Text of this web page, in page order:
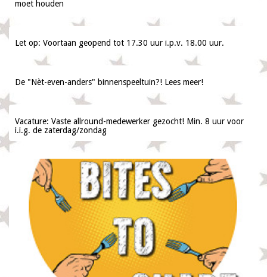
moet houden
Let op: Voortaan geopend tot 17.30 uur i.p.v. 18.00 uur.
De "Nèt-even-anders" binnenspeeltuin?! Lees meer!
Vacature: Vaste allround-medewerker gezocht! Min. 8 uur voor
i.i.g. de zaterdag/zondag